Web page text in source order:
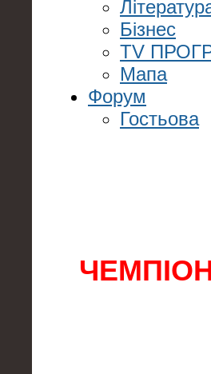
Бізнес
TV
Мапа
Форум
Гостьова